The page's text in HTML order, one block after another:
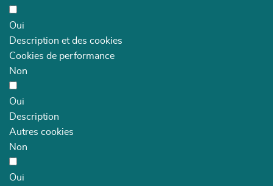
Oui
Description et des cookies
Cookies de performance
Non
Oui
Description
Autres cookies
Non
Oui